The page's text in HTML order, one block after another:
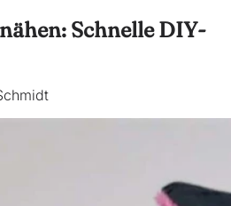
Schnelle DIY-